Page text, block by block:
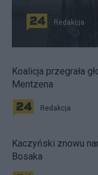
Redakcja
Koalicja przegrała
Mentzena
Redakcja
Kaczyński znowu
Bosaka